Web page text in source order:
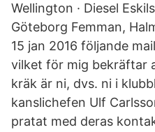
Wellington · Diesel
Göteborg Femman,
15 jan 2016 följande
vilket för mig bekräftar
kräk är ni, dvs. ni i
kanslichefen Ulf
pratat med deras